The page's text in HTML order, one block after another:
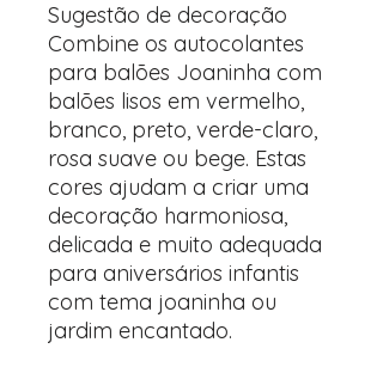
Sugestão de decoração
Combine os autocolantes
para balões Joaninha com
balões lisos em vermelho,
branco, preto, verde-claro,
rosa suave ou bege. Estas
cores ajudam a criar uma
decoração harmoniosa,
delicada e muito adequada
para aniversários infantis
com tema joaninha ou
jardim encantado.